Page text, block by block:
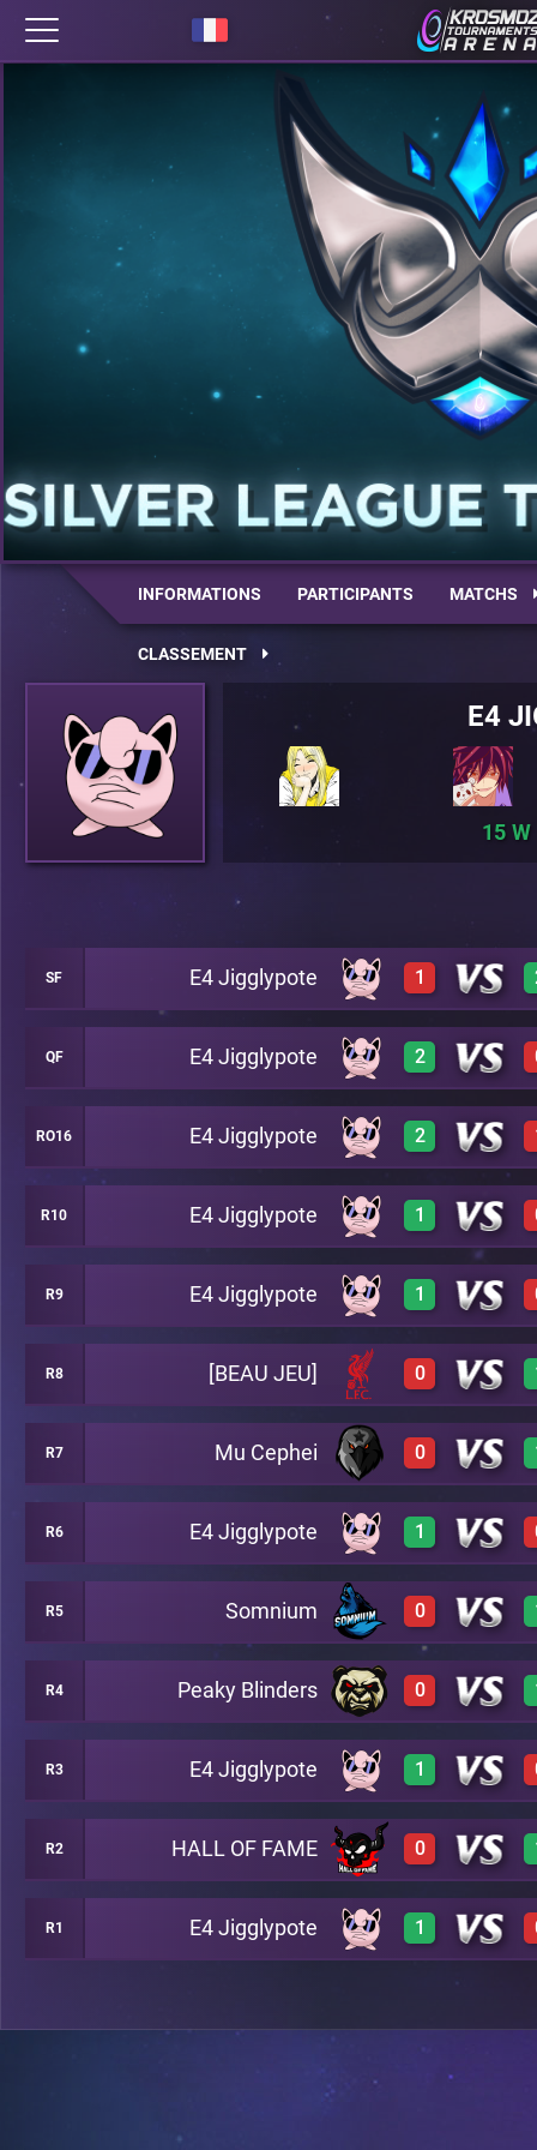
INFORMATIONS PARTICIPANTS MATCHS
CLASSEMENT
E4
15
SF E4 Jigglypote 1
0 A21
2 A19
0 A2
QF E4 Jigglypote 2
3 A16
2 A14
A17
RO16 E4 Jigglypote 2
3 A22
0 A11
3 A20
R10 E4 Jigglypote 1
3 A19
R9 E4 Jigglypote 1
A14
R8 [BEAU JEU] 0
0 A12
R7 Mu Cephei 0
0 A24
R6 E4 Jigglypote 1
3 A29
R5 Somnium 0
0 A21
R4 Peaky Blinders 0
0 A4
R3 E4 Jigglypote 1
3 A25
R2 HALL OF FAME 0
0 A18
R1 E4 Jigglypote 1